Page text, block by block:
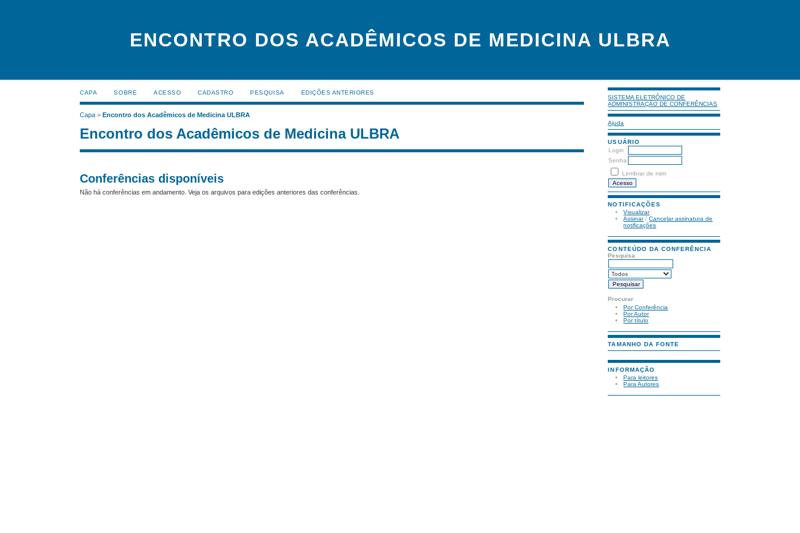
ENCONTRO DOS ACADÊMICOS DE MEDICINA ULBRA
SISTEMA ELETRÔNICO DE
ADMINISTRAÇÃO DE CONFERÊNCIAS
Ajuda
USUÁRIO
Login
Senha
Lembrar de mim
NOTIFICAÇÕES
Visualizar
Assinar/Cancelar assinatura de
notificações
CONTEÚDO DA CONFERÊNCIA
Pesquisa
Procurar
Por Conferência
Por Autor
Por título
TAMANHO DA FONTE
INFORMAÇÃO
Para leitores
Para Autores
CAPA SOBRE ACESSO CADASTRO PESQUISA EDIÇÕES ANTERIORES
Capa >Encontro dos Acadêmicos de Medicina ULBRA
Encontro dos Acadêmicos de Medicina ULBRA
Conferências disponíveis
Não há conferências em andamento. Veja os arquivos para edições anteriores das conferências.